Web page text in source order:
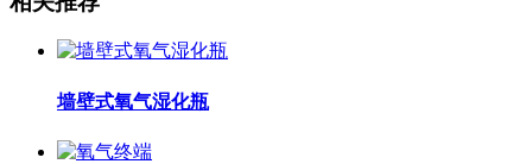
墙壁式氧气湿化瓶